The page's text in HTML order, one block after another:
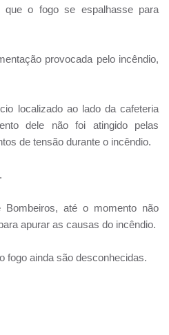
que o fogo se espalhasse para
provocada pelo incêndio,
localizado ao lado da cafeteria
dele não foi atingido pelas
de tensão durante o incêndio.
até o momento não
apurar as causas do incêndio.
fogo ainda são desconhecidas.